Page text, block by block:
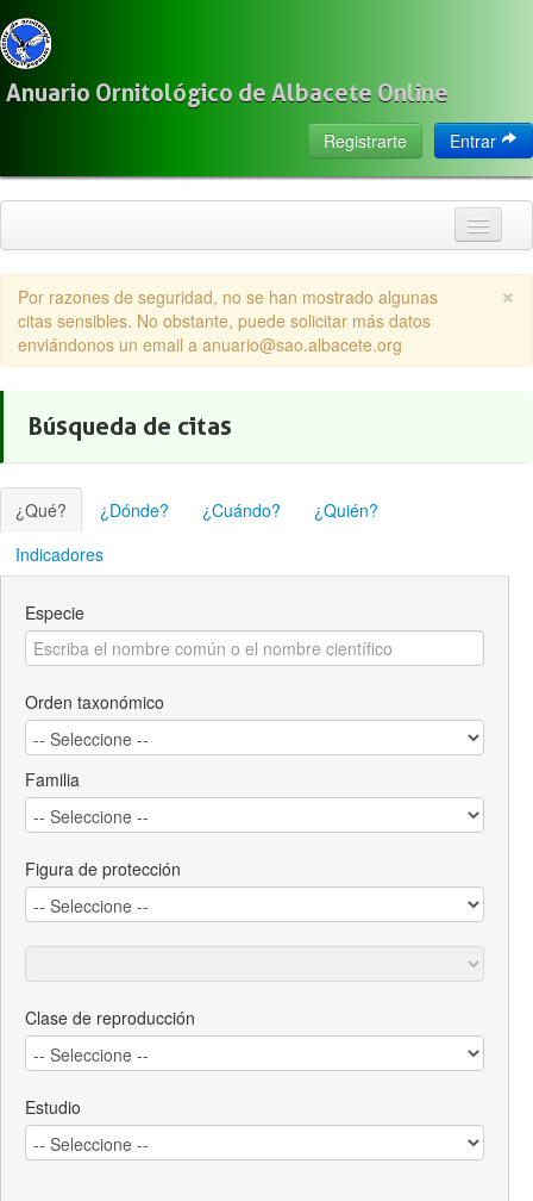
Anuario Ornitológico de Albacete Online
Entrar
Registrarte
Citas
Especies
Observadores
Acerca de
×
Por razones de seguridad, no se han mostrado algunas
citas sensibles. No obstante, puede solicitar más datos
enviándonos un email a anuario@sao.albacete.org
Búsqueda de citas
¿Qué? ¿Dónde? ¿Cuándo?
¿Quién?
Indicadores
Especie
Orden taxonómico
Familia
Figura de protección
Clase de reproducción
Estudio